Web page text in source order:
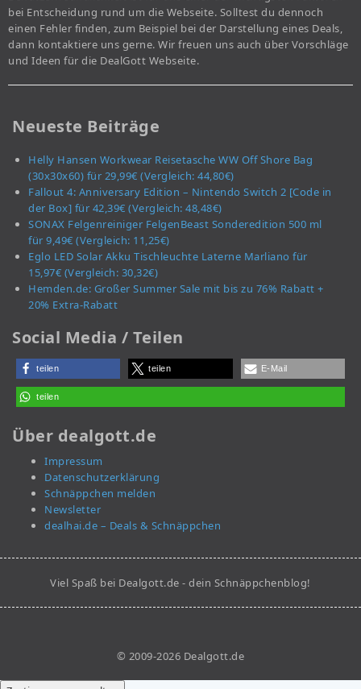
bei Entscheidung rund um die Webseite. Solltest du dennoch
einen Fehler finden, zum Beispiel bei der Darstellung eines Deals,
dann kontaktiere uns gerne. Wir freuen uns auch über Vorschläge
und Ideen für die DealGott Webseite.
Neueste Beiträge
Helly Hansen Workwear Reisetasche WW Off Shore Bag
(30x30x60) für 29,99€ (Vergleich: 44,80€)
Fallout 4: Anniversary Edition – Nintendo Switch 2 [Code in
der Box] für 42,39€ (Vergleich: 48,48€)
SONAX Felgenreiniger FelgenBeast Sonderedition 500 ml
für 9,49€ (Vergleich: 11,25€)
Eglo LED Solar Akku Tischleuchte Laterne Marliano für
15,97€ (Vergleich: 30,32€)
Hemden.de: Großer Summer Sale mit bis zu 76% Rabatt +
20% Extra-Rabatt
Social Media / Teilen
teilen teilen E-Mail
teilen
Über dealgott.de
Impressum
Datenschutzerklärung
Schnäppchen melden
Newsletter
dealhai.de – Deals & Schnäppchen
Viel Spaß bei Dealgott.de - dein Schnäppchenblog!
© 2009-2026 Dealgott.de